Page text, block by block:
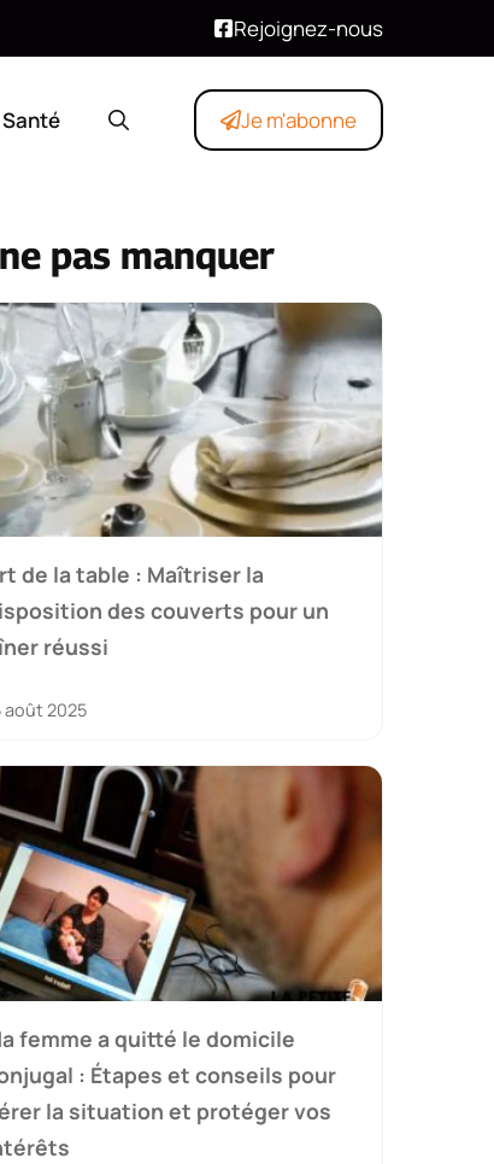
Rejoignez-nous
Santé Je m'abonne
pas manquer
de la table : Maîtriser la
des couverts pour un
réussi
août 2025
femme a quitté le domicile
: Étapes et conseils pour
la situation et protéger vos